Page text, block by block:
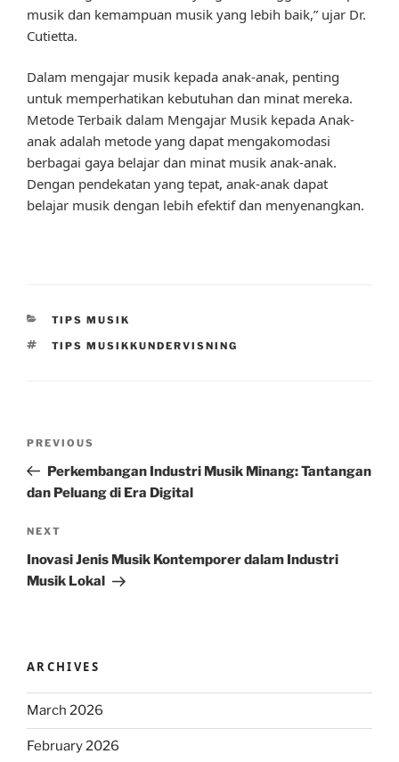
musik dan kemampuan musik yang lebih baik,” ujar Dr.
Cutietta.
Dalam mengajar musik kepada anak-anak, penting
untuk memperhatikan kebutuhan dan minat mereka.
Metode Terbaik dalam Mengajar Musik kepada Anak-
anak adalah metode yang dapat mengakomodasi
berbagai gaya belajar dan minat musik anak-anak.
Dengan pendekatan yang tepat, anak-anak dapat
belajar musik dengan lebih efektif dan menyenangkan.
CATEGORIES
TIPS MUSIK
TAGS
TIPS MUSIKKUNDERVISNING
Previous
Post
PREVIOUS
Perkembangan Industri Musik Minang: Tantangan
dan Peluang di Era Digital
Next
Post
NEXT
Inovasi Jenis Musik Kontemporer dalam Industri
Musik Lokal
ARCHIVES
March 2026
February 2026